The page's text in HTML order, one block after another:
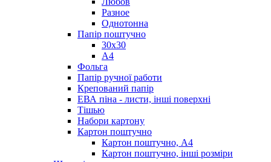
Разное
Однотонна
Папір поштучно
30х30
А4
Фольга
Папір ручної работи
Крепований папір
ЕВА піна - листи, інші поверхні
Тішью
Набори картону
Картон поштучно
Картон поштучно, А4
Картон поштучно, інші розміри